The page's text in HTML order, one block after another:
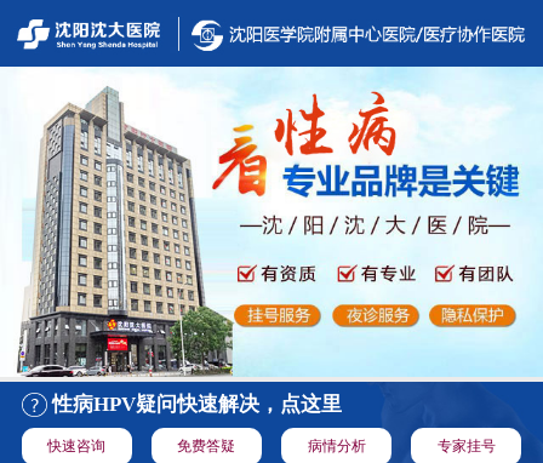
性病HPV疑问快速解决，点这里
快速咨询 免费答疑 病情分析 专家挂号